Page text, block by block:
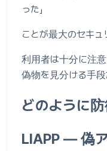
った」
ことが最大のセキュ
利用者は十分に注
偽物を見分ける手段
どのように
LIAPP ― 偽